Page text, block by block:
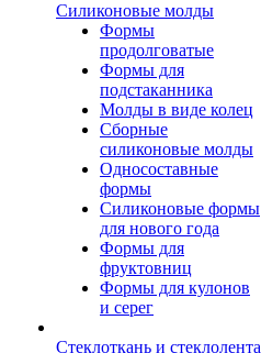
Силиконовые молды
Формы
продолговатые
Формы для
подстаканника
Молды в виде колец
Сборные
силиконовые молды
Односоставные
формы
Силиконовые формы
для нового года
Формы для
фруктовниц
Формы для кулонов
и серег
Стеклоткань и стеклолента